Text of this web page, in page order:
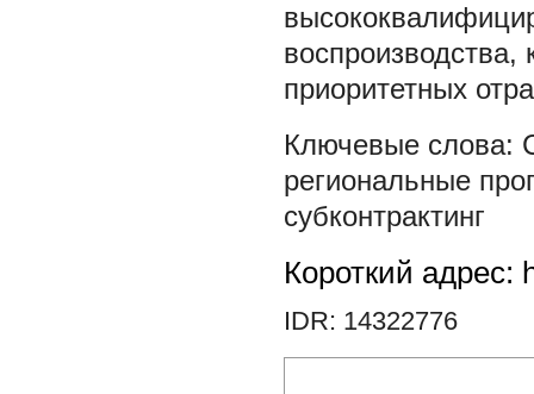
приоритетных
региональные
субконтрактинг
Короткий адрес:
IDR: 14322776